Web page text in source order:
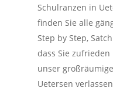
Schulranzen in
finden Sie alle
Step by Step,
dass Sie
unser
Uetersen